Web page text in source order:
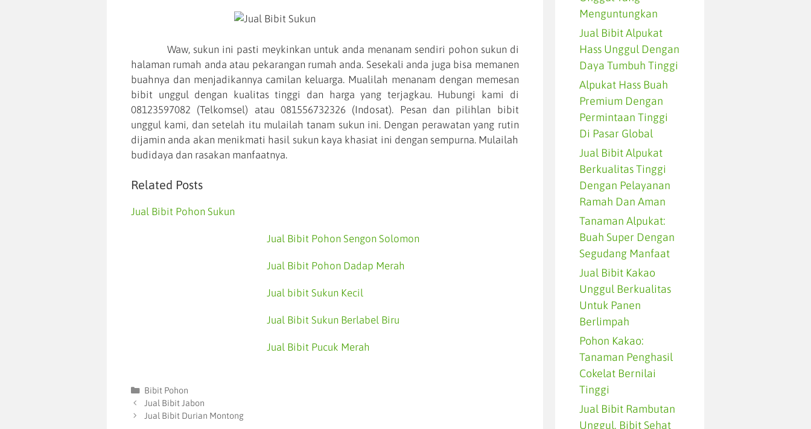
Waw, sukun ini pasti meykinkan untuk anda menanam sendiri pohon sukun di
halaman rumah anda atau pekarangan rumah anda. Sesekali anda juga bisa memanen
buahnya dan menjadikannya camilan keluarga. Mualilah menanam dengan memesan
bibit unggul dengan kualitas tinggi dan harga yang terjagkau. Hubungi kami di
08123597082 (Telkomsel) atau 081556732326 (Indosat). Pesan dan pilihlan bibit
unggul kami, dan setelah itu mulailah tanam sukun ini. Dengan perawatan yang rutin
dijamin anda akan menikmati hasil sukun kaya khasiat ini dengan sempurna. Mulailah
budidaya dan rasakan manfaatnya.
Related Posts
Jual Bibit Pohon Sukun
Jual Bibit Pohon Sengon Solomon
Jual Bibit Pohon Dadap Merah
Jual bibit Sukun Kecil
Jual Bibit Sukun Berlabel Biru
Jual Bibit Pucuk Merah
Bibit Pohon
Jual Bibit Jabon
Jual Bibit Durian Montong
Menguntungkan
Jual Bibit Alpukat
Hass Unggul Dengan
Daya Tumbuh Tinggi
Alpukat Hass Buah
Premium Dengan
Permintaan Tinggi
Di Pasar Global
Jual Bibit Alpukat
Berkualitas Tinggi
Dengan Pelayanan
Ramah Dan Aman
Tanaman Alpukat:
Buah Super Dengan
Segudang Manfaat
Jual Bibit Kakao
Unggul Berkualitas
Untuk Panen
Berlimpah
Pohon Kakao:
Tanaman Penghasil
Cokelat Bernilai
Tinggi
Jual Bibit Rambutan
Unggul, Bibit Sehat